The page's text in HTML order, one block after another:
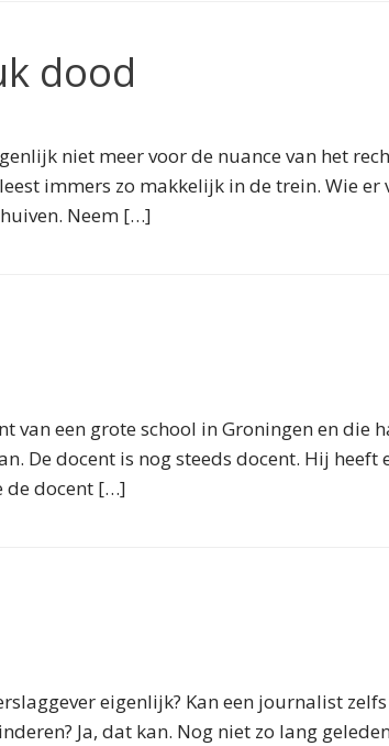
dood
niet meer voor de nuance van het
immers zo makkelijk in de trein. Wie
Neem […]
van een grote school in Groningen en die
De docent is nog steeds docent. Hij
de docent […]
eigenlijk? Kan een journalist
Ja, dat kan. Nog niet zo lang